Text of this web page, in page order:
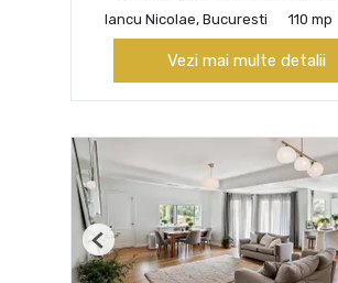
Iancu Nicolae, Bucuresti
110 mp
Vezi mai multe detalii
Previous